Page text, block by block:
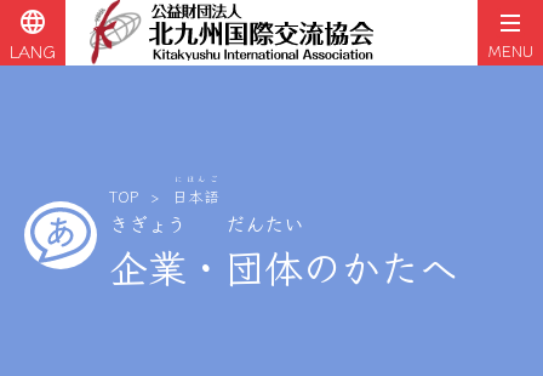
language
LANG MENU
TOP 日本語
にほんご
企業
きぎょう
・ 団体
だんたい
のかたへ